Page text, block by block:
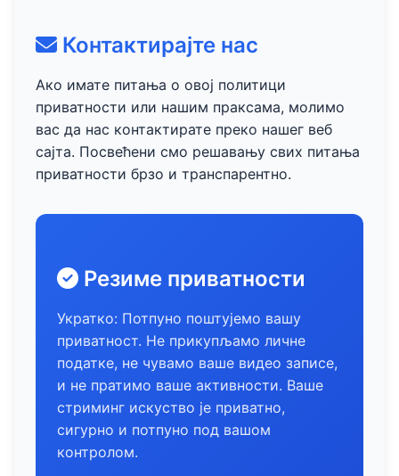
Контактирајте нас
Ако имате питања о овој политици
приватности или нашим праксама, молимо
вас да нас контактирате преко нашег веб
сајта. Посвећени смо решавању свих питања
приватности брзо и транспарентно.
Резиме приватности
Укратко: Потпуно поштујемо вашу
приватност. Не прикупљамо личне
податке, не чувамо ваше видео записе,
и не пратимо ваше активности. Ваше
стриминг искуство је приватно,
сигурно и потпуно под вашом
контролом.